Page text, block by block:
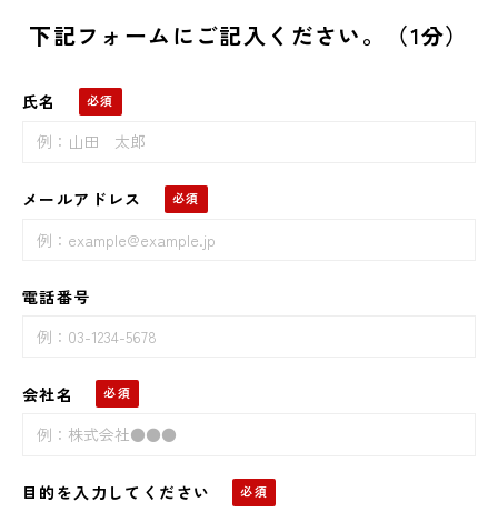
下記フォームにご記入ください。（1分）
氏名
メールアドレス
電話番号
会社名
目的を入力してください